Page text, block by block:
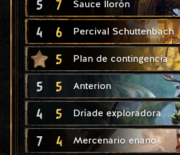
5 7 Sauce llorón
4 6 Percival Schuttenbach
5 Plan de contingencia
5 5 Anterion
4 5 Dríade exploradora
7 4 Mercenario enano